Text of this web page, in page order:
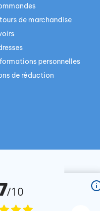
de marchandise
personnelles
de réduction